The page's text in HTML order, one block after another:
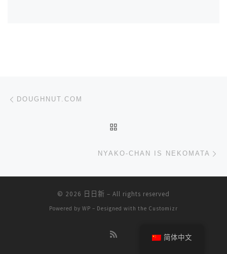
文章导航
DOUGHNUT.COM
NYAKO-CHAN IS NEKOMATA
© 2026 日日新 – All rights reserved
Powered by WP – Designed with the Customizr
简体中文